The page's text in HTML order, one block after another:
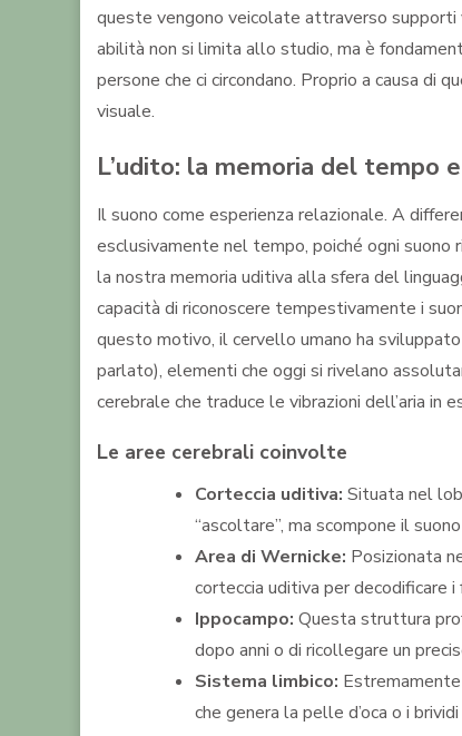
queste vengono veicolate attraverso supporti
abilità non si limita allo studio, ma è
persone che ci circondano. Proprio a causa di
visuale.
L’udito: la memoria del tempo
Il suono come esperienza relazionale. A
esclusivamente nel tempo, poiché ogni
la nostra memoria uditiva alla sfera del
capacità di riconoscere tempestivamente i
questo motivo, il cervello umano ha
parlato), elementi che oggi si rivelano
cerebrale che traduce le vibrazioni dell’aria in
Le aree cerebrali coinvolte
Corteccia uditiva: Situata nel
“ascoltare”, ma scompone il
Area di Wernicke: Posizionata
corteccia uditiva per decodificare
Ippocampo: Questa struttura
dopo anni o di ricollegare un
Sistema limbico:
che genera la pelle d’oca o i